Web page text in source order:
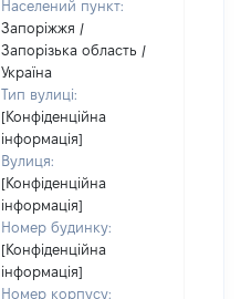
Населений пункт:
Запоріжжя /
Запорізька область /
Україна
Тип вулиці:
[Конфіденційна
інформація]
Вулиця:
[Конфіденційна
інформація]
Номер будинку:
[Конфіденційна
інформація]
Номер корпусу: